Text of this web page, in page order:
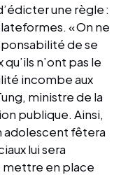
une règle :
« On ne
de se
n’ont pas le
incombe aux
ministre de la
publique. Ainsi,
adolescent fêtera
lui sera
en place